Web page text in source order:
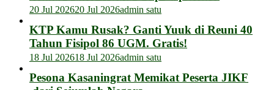
20 Jul 202620 Jul 2026admin satu
KTP Kamu Rusak? Ganti Yuuk di Reuni 40
Tahun Fisipol 86 UGM. Gratis!
18 Jul 202618 Jul 2026admin satu
Pesona Kasaningrat Memikat Peserta JIKF